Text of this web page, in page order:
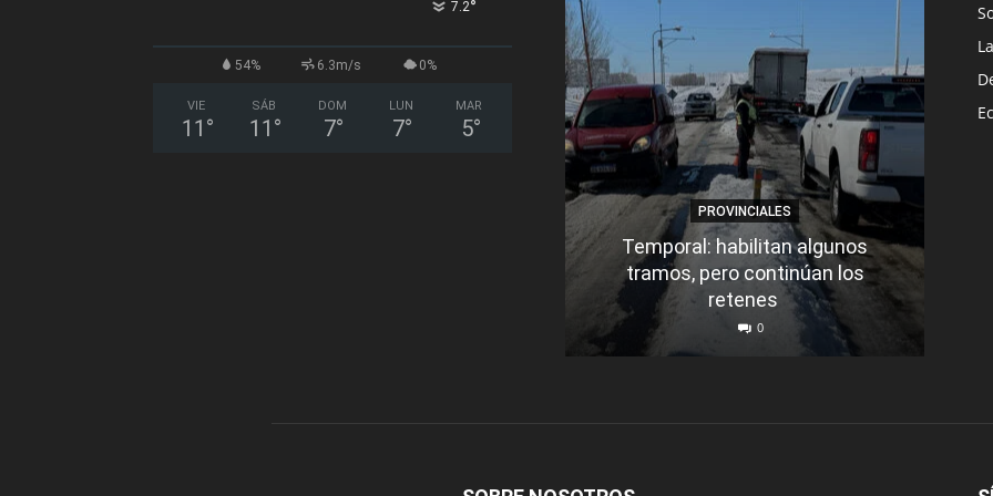
7.2°
54% 6.3m/s 0%
VIE
11 °
SÁB
11 °
DOM
7°
LUN
7°
MAR
5°
PROVINCIALES
Temporal: habilitan algunos
tramos, pero continúan los
retenes
0